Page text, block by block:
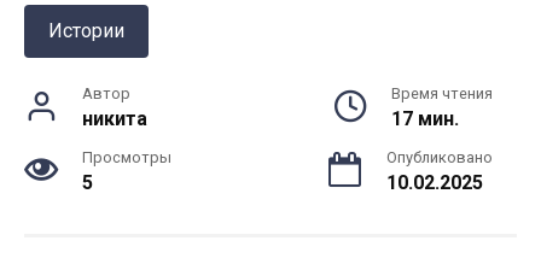
Истории
Автор
никита
Время чтения
17 мин.
Просмотры
5
Опубликовано
10.02.2025